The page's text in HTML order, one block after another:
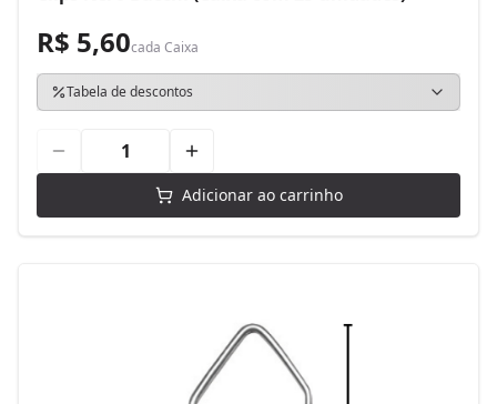
R$ 5,60cada Caixa
Tabela de descontos
Adicionar ao carrinho